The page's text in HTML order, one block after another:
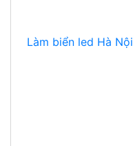
Làm biển led Hà Nội